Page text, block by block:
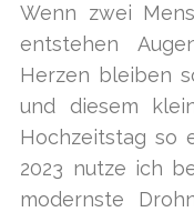
Wenn zwei
entstehen
Herzen bleiben
und diesem
Hochzeitstag so
2023 nutze ich
modernste